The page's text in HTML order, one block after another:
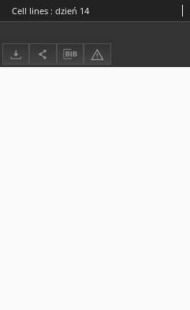
Cell lines : dzień 14